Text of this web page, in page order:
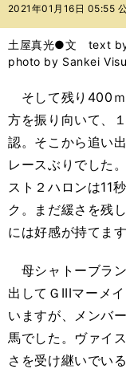
バ
2021年01月16日 05:55
土屋真光●文 text
photo by Sankei
そして残り400ｍ
方を振り向いて、
認。そこから追い
レースぶりでした
スト２ハロンは11
ク。まだ緩さを残
には好感が持てます
母シャトーブラ
出してＧIIIマーメ
いますが、メンバ
馬でした。ヴァイ
さを受け継いでい